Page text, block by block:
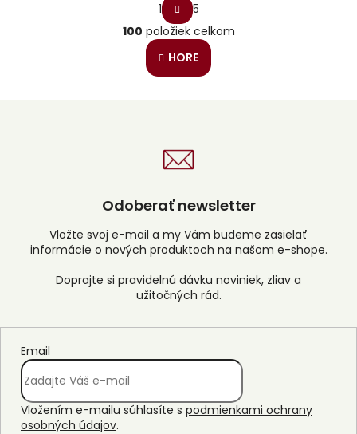
O
v
l
e
p
r
k
v
ý
i
s
t
r
á
n
o
e
1
5
100 položiek celkom
HORE
Odoberať newsletter
Vložte svoj e-mail a my Vám budeme zasielať
informácie o nových produktoch na našom e-shope.
Email
Vložením e-mailu súhlasíte s podmienkami ochrany
osobných údajov.